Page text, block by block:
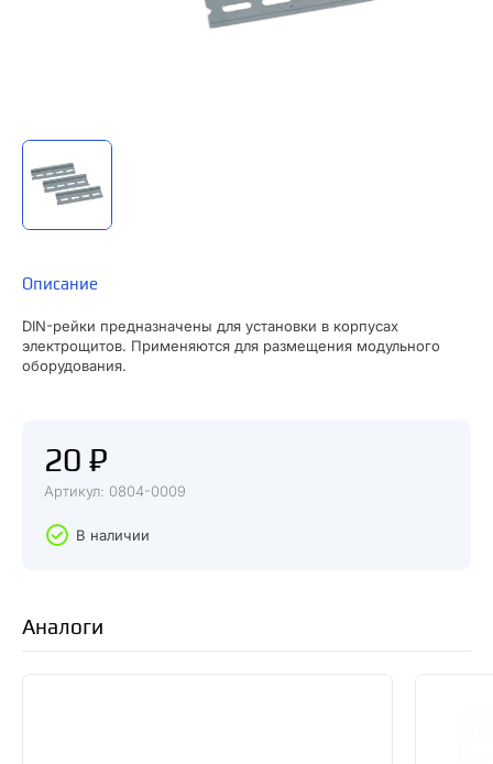
Описание
DIN-рейки предназначены для установки в корпусах
электрощитов. Применяются для размещения модульного
оборудования.
20 ₽
Артикул: 0804-0009
В наличии
Аналоги